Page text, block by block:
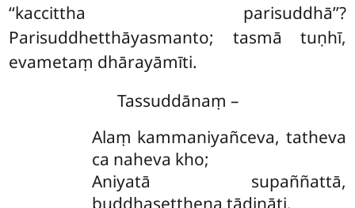
‘‘kaccittha parisuddhā’’?
Parisuddhetthāyasmanto; tasmā tuṇhī,
evametaṃ dhārayāmīti.
Tassuddānaṃ –
Alaṃ kammaniyañceva, tatheva
ca naheva kho;
Aniyatā supaññattā,